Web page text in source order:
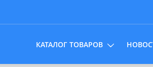
КАТАЛОГ ТОВАРОВ